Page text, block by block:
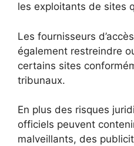
les exploitants de sites
Les fournisseurs
également restreindre
certains sites
tribunaux.
En plus des risques
officiels peuvent
malveillants, des